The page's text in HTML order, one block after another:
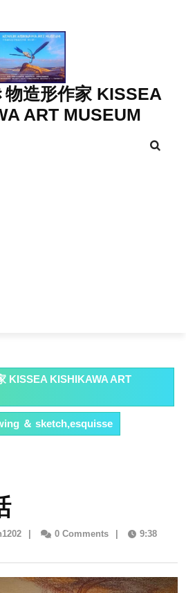
造形作家 KISSEA
ART MUSEUM
KISSEA KISHIKAWA ART
＆ sketch,esquisse
ken12020 Comments
9:38